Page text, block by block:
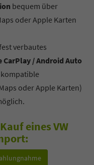
bequem über
oder Apple Karten
verbautes
CarPlay / Android Auto
oder Apple Karten)
eines VW